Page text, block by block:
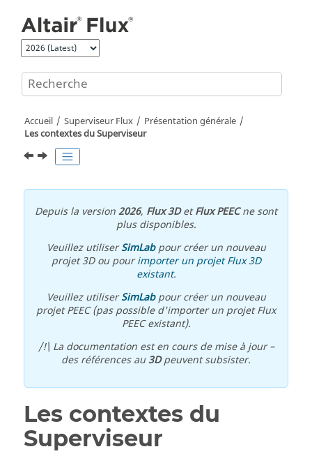
Accueil Superviseur Flux
Présentation générale
Les contextes du Superviseur
Depuis la version2026, Flux 3DetFlux PEECne sont
plus disponibles.
Veuillez utiliserSimLabpour créer un nouveau
projet 3D ou pourimporter un projet Flux 3D
existant.
Veuillez utiliserSimLabpour créer un nouveau
projet PEEC (pas possible d'importer un projet Flux
PEEC existant).
/!\ La documentation est en cours de mise à jour –
des références au3Dpeuvent subsister.
Les contextes du
Superviseur